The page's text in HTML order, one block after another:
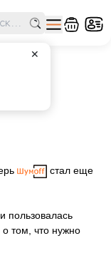
✕
связь
стал еще
пользовалась
том, что нужно